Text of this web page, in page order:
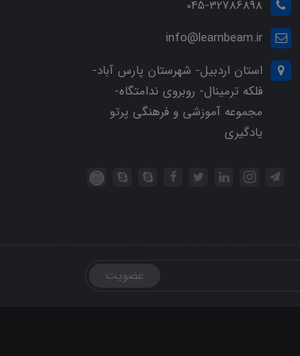
045-32786898
info@learnbeam.ir
استان اردبیل- شهرستان پارس آباد-
فلکه ترمینال- روبروی ندامتگاه-
مجموعه آموزشی و فرهنگی پرتو
یادگیری
عضویت